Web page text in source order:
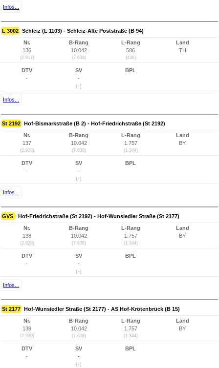
Infos...
L 3002 Schleiz (L 1103) - Schleiz-Alte Poststraße (B 94)
Nr.
136
(2.917)
B-Rang
10.042
(7.638)
L-Rang
506
(436)
Land
TH
DTV
-
SV
-
(-)
BPL
Infos...
St 2192 Hof-Bismarkstraße (B 2) - Hof-Friedrichstraße (St 2192)
Nr.
137
(2.928)
B-Rang
10.042
(7.638)
L-Rang
1.757
(1.344)
Land
BY
DTV
-
SV
-
(-)
BPL
Infos...
GVS Hof-Friedrichstraße (St 2192) - Hof-Wunsiedler Straße (St 2177)
Nr.
138
(2.929)
B-Rang
10.042
(7.638)
L-Rang
1.757
(1.344)
Land
BY
DTV
-
SV
-
(-)
BPL
Infos...
St 2177 Hof-Wunsiedler Straße (St 2177) - AS Hof-Krötenbrück (B 15)
Nr.
139
(2.930)
B-Rang
10.042
(7.638)
L-Rang
1.757
(1.344)
Land
BY
DTV
-
SV
-
(-)
BPL